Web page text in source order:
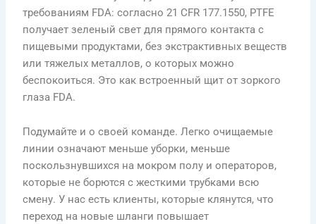
требованиям FDA: согласно 21 CFR 177.1550, PTFE
получает зеленый свет для прямого контакта с
пищевыми продуктами, без экстрактивных веществ
или тяжелых металлов, о которых можно
беспокоиться. Это как встроенный щит от зоркого
глаза FDA.
Подумайте и о своей команде. Легко очищаемые
линии означают меньше уборки, меньше
поскользнувшихся на мокром полу и операторов,
которые не борются с жесткими трубками всю
смену. У нас есть клиенты, которые клянутся, что
переход на новые шланги повышает